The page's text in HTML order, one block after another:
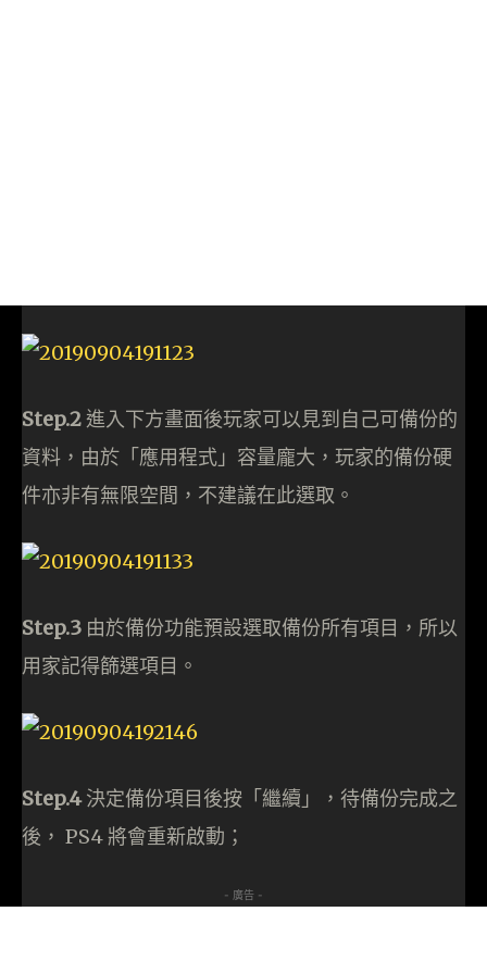
Step.2進入下方畫面後玩家可以見到自己可備份的
資料，由於「應用程式」容量龐大，玩家的備份硬
件亦非有無限空間，不建議在此選取。
Step.3 由於備份功能預設選取備份所有項目，所以
用家記得篩選項目。
Step.4決定備份項目後按「繼續」，待備份完成之
後， PS4 將會重新啟動；
- 廣告 -